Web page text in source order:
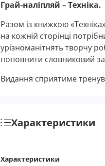
Грай-наліпляй – Техніка.
Разом із книжкою
на кожній сторінці
урізноманітнять творчу
поповнити словниковий
Видання сприятиме
Характеристики
Характеристики